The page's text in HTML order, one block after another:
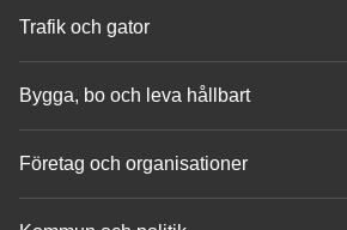
Trafik och gator
Bygga, bo och leva hållbart
Företag och organisationer